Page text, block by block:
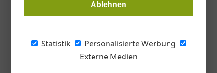
Ablehnen
Statistik
Personalisierte Werbung
Externe Medien
einzA führt pünktlich zur Saison mit einzA
Mattölbasis ein. Mit nur zwei Anstrichen,